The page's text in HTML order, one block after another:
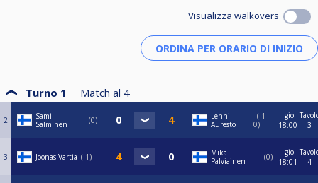
Visualizza walkovers
Turno 1 Match al 4
2
Sami
Salminen
0
Lenni
Auresto
-1-
0
gio
18:00
3
3 Joonas Vartia -1
Mika
Palviainen
0
gio
18:01
4